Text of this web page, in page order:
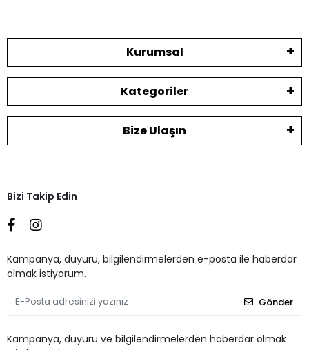
Kurumsal
Kategoriler
Bize Ulaşın
Bizi Takip Edin
Kampanya, duyuru, bilgilendirmelerden e-posta ile haberdar
olmak istiyorum.
Gönder
Kampanya, duyuru ve bilgilendirmelerden haberdar olmak